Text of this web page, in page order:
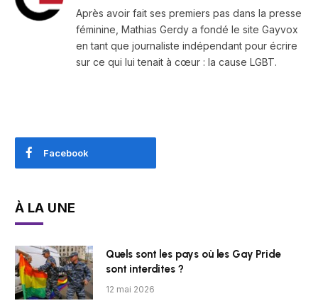
Après avoir fait ses premiers pas dans la presse
féminine, Mathias Gerdy a fondé le site Gayvox
en tant que journaliste indépendant pour écrire
sur ce qui lui tenait à cœur : la cause LGBT.
Facebook
À LA UNE
Quels sont les pays où les Gay Pride
sont interdites ?
12 mai 2026